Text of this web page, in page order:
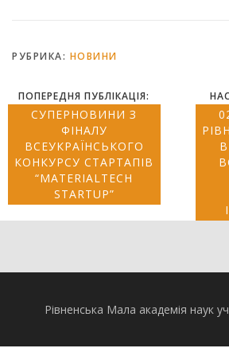
РУБРИКА: НОВИНИ
ПОПЕРЕДНЯ ПУБЛІКАЦІЯ:
СУПЕРНОВИНИ З
ФІНАЛУ
ВСЕУКРАЇНСЬКОГО
КОНКУРСУ СТАРТАПІВ
“MATERIALTECH
STARTUP”
Рівненська Мала академія наук